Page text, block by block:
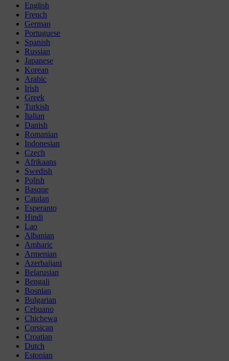
English
French
German
Portuguese
Spanish
Russian
Japanese
Korean
Arabic
Irish
Greek
Turkish
Italian
Danish
Romanian
Indonesian
Czech
Afrikaans
Swedish
Polish
Basque
Catalan
Esperanto
Hindi
Lao
Albanian
Amharic
Armenian
Azerbaijani
Belarusian
Bengali
Bosnian
Bulgarian
Cebuano
Chichewa
Corsican
Croatian
Dutch
Estonian